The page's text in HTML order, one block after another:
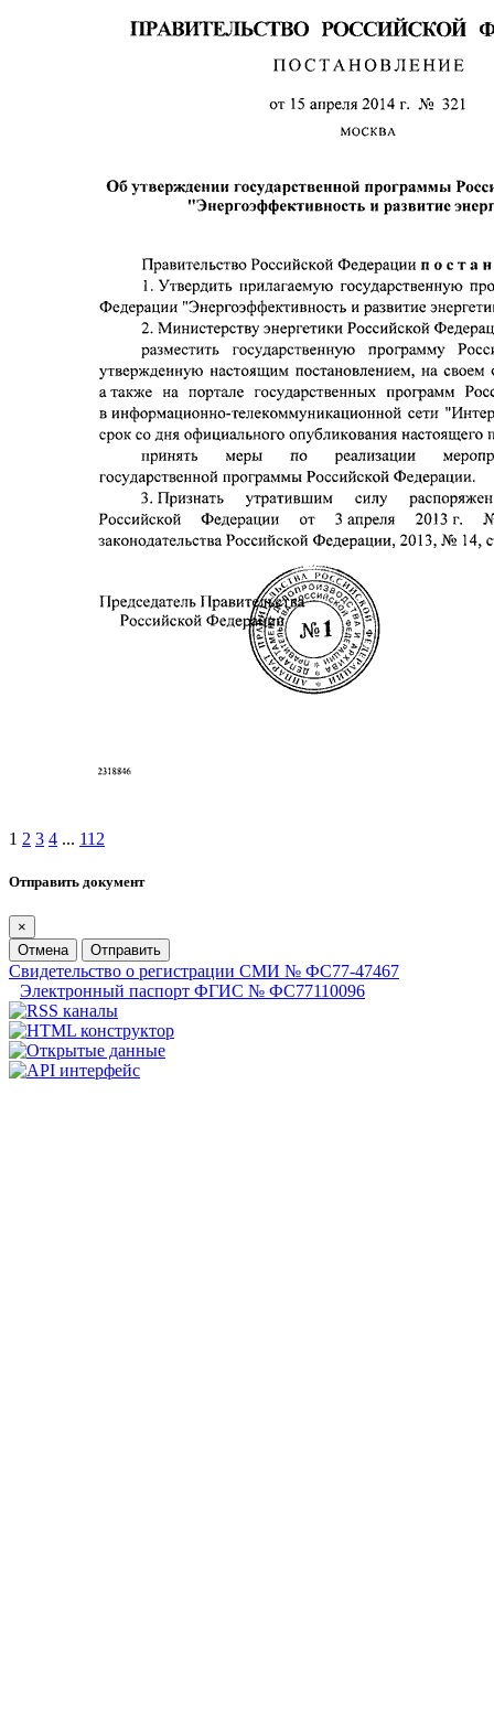
1 2 3 4 ... 112
Отправить документ
×
Отмена
Отправить
Свидетельство о регистрации СМИ № ФС77-47467
Электронный паспорт ФГИС № ФС77110096